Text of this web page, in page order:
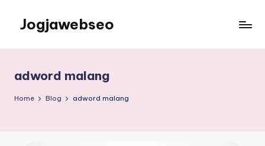
Jogjawebseo
adword malang
Home Blog adword malang